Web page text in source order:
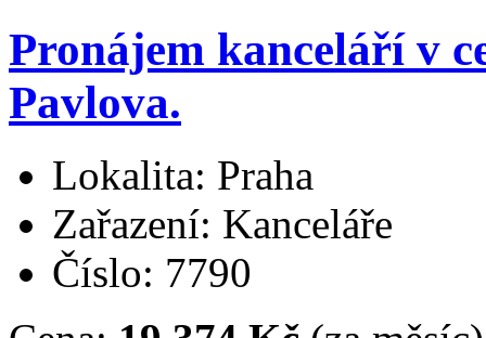
Pronájem kanceláří v
Pavlova.
Lokalita: Praha
Zařazení: Kanceláře
Číslo: 7790